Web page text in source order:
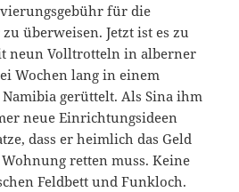
für die
überweisen. Jetzt ist es zu
neun Volltrotteln in alberner
Wochen lang in einem
gerüttelt. Als Sina ihm
neue Einrichtungsideen
dass er heimlich das Geld
retten muss. Keine
Feldbett und Funkloch.